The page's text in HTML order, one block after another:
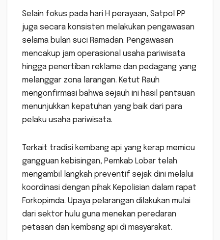
Selain fokus pada hari H perayaan, Satpol PP
juga secara konsisten melakukan pengawasan
selama bulan suci Ramadan. Pengawasan
mencakup jam operasional usaha pariwisata
hingga penertiban reklame dan pedagang yang
melanggar zona larangan. Ketut Rauh
mengonfirmasi bahwa sejauh ini hasil pantauan
menunjukkan kepatuhan yang baik dari para
pelaku usaha pariwisata.
Terkait tradisi kembang api yang kerap memicu
gangguan kebisingan, Pemkab Lobar telah
mengambil langkah preventif sejak dini melalui
koordinasi dengan pihak Kepolisian dalam rapat
Forkopimda. Upaya pelarangan dilakukan mulai
dari sektor hulu guna menekan peredaran
petasan dan kembang api di masyarakat.